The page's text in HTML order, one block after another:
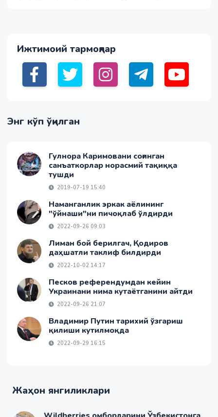
Ижтимоий тармоқлар
Энг кўп ўқилган
Гулнора Каримовани соғинган
санъаткорлар норасмий тақиққа
тушди
2019-07-19 15:40
Наманганлик эркак аёлининг
"ўйнаши"ни пичоқлаб ўлдирди
2022-09-26 09:03
Лиман бой берилгач, Қодиров
даҳшатли таклиф билдирди
2022-10-02 14:17
Песков референдумдан кейин
Украинани нима кутаётганини айтди
2022-09-26 21:07
Владимир Путин тарихий ўзгариш
қилиши кутилмоқда
2022-09-29 16:15
Жаҳон янгиликлари